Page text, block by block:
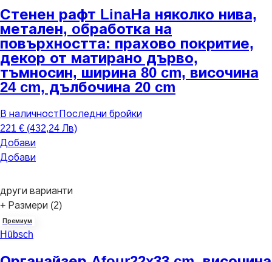
Стенен рафт LinaНа няколко нива,
метален, oбработка на
повърхността: прахово покритие,
декор от матирано дърво,
тъмносин, ширина 80 cm, височина
24 cm, дълбочина 20 cm
В наличност Последни бройки
221 € (432,24 Лв)
Добави
Добави
други варианти
+ Размери (2)
Премиум
Hübsch